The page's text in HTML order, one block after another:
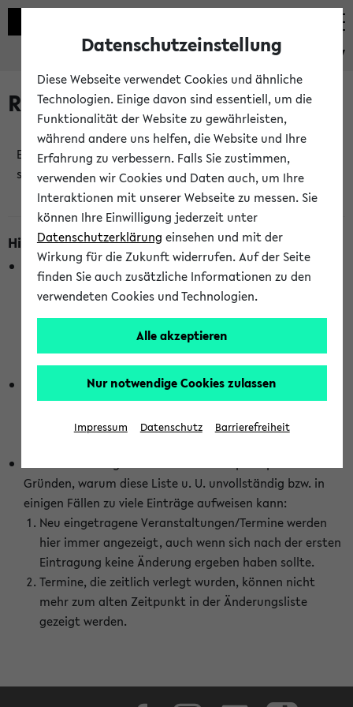
eKVV
Raumänderungen
Es wurden keine Raumänderungen an jetzt
stattfindenden Veranstaltungen gefunden!
Hinweise zur Liste der Raumänderungen
In dieser Liste werden nur Veranstaltungstermine
berücksichtigt, die gerade oder innerhalb der nächsten 2
Stunden stattfinden. Berücksichtigt werden nur Termine,
wurden. Die Anzeige ist semesterübergreifend und nicht
abhängig vom im eKVV gewählten Semester.
Die hier gezeigte Liste von Raumänderungen kann nur
vollständig sein, wenn den Fakultäten von den Lehrenden
die Änderungen zeitnah mitgeteilt und diese Änderungen
Gründen, warum diese Liste u. U. unvollständig bzw. in
einigen Fällen zu viele Einträge aufweisen kann:
Neu eingetragene Veranstaltungen/Termine werden
hier immer angezeigt, auch wenn sich nach der ersten
Eintragung keine Änderung ergeben haben sollte.
Termine, die zeitlich verlegt wurden, können nicht
mehr zum alten Zeitpunkt in der Änderungsliste
gezeigt werden.
Datenschutzeinstellung
Diese Webseite verwendet Cookies und ähnliche
Technologien. Einige davon sind essentiell, um die
Funktionalität der Website zu gewährleisten,
während andere uns helfen, die Website und Ihre
Erfahrung zu verbessern. Falls Sie zustimmen,
verwenden wir Cookies und Daten auch, um Ihre
Interaktionen mit unserer Webseite zu messen. Sie
können Ihre Einwilligung jederzeit unter
Datenschutzerklärung einsehen und mit der
Wirkung für die Zukunft widerrufen. Auf der Seite
finden Sie auch zusätzliche Informationen zu den
verwendeten Cookies und Technologien.
Alle akzeptieren
Nur notwendige Cookies zulassen
Impressum Datenschutz Barrierefreiheit